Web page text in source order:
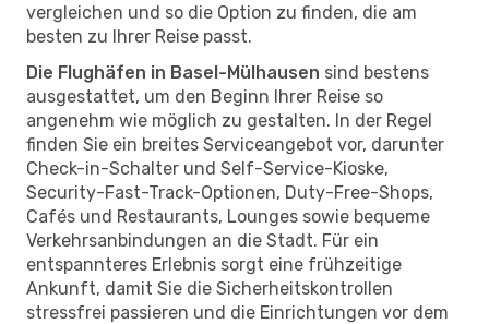
vergleichen und so die Option zu finden, die am
besten zu Ihrer Reise passt.
Die Flughäfen in Basel-Mülhausen sind bestens
ausgestattet, um den Beginn Ihrer Reise so
angenehm wie möglich zu gestalten. In der Regel
finden Sie ein breites Serviceangebot vor, darunter
Check-in-Schalter und Self-Service-Kioske,
Security-Fast-Track-Optionen, Duty-Free-Shops,
Cafés und Restaurants, Lounges sowie bequeme
Verkehrsanbindungen an die Stadt. Für ein
entspannteres Erlebnis sorgt eine frühzeitige
Ankunft, damit Sie die Sicherheitskontrollen
stressfrei passieren und die Einrichtungen vor dem